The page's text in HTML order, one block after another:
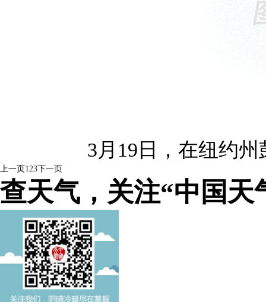
3月19日，在纽约州
上一页123下一页
查天气，关注“中国天